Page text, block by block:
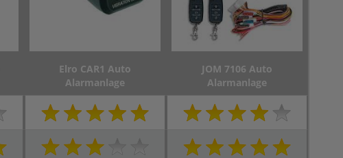
Elro CAR1 Auto
Alarmanlage
JOM 7106 Auto
Alarmanlage